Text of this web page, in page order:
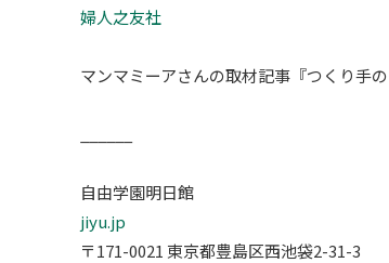
婦人之友社
マンマミーアさんの取材記事『つくり手
自由学園明日館
jiyu.jp
〒171-0021 東京都豊島区西池袋2-31-3